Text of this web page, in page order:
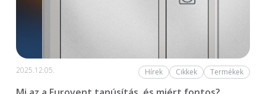
2025.12.05. Hírek Cikkek Termékek